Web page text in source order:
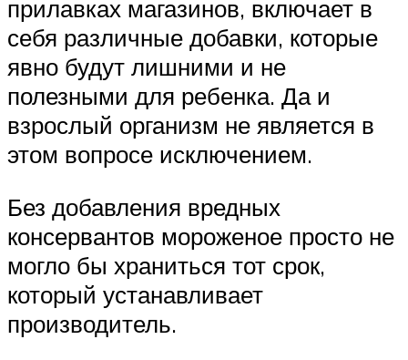
прилавках магазинов, включает в
себя различные добавки, которые
явно будут лишними и не
полезными для ребенка. Да и
взрослый организм не является в
этом вопросе исключением.
Без добавления вредных
консервантов мороженое просто не
могло бы храниться тот срок,
который устанавливает
производитель.